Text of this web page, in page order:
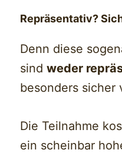
Repräsentativ?
Denn diese
sindweder
besonders sicher
Die Teilnahme
ein scheinbar